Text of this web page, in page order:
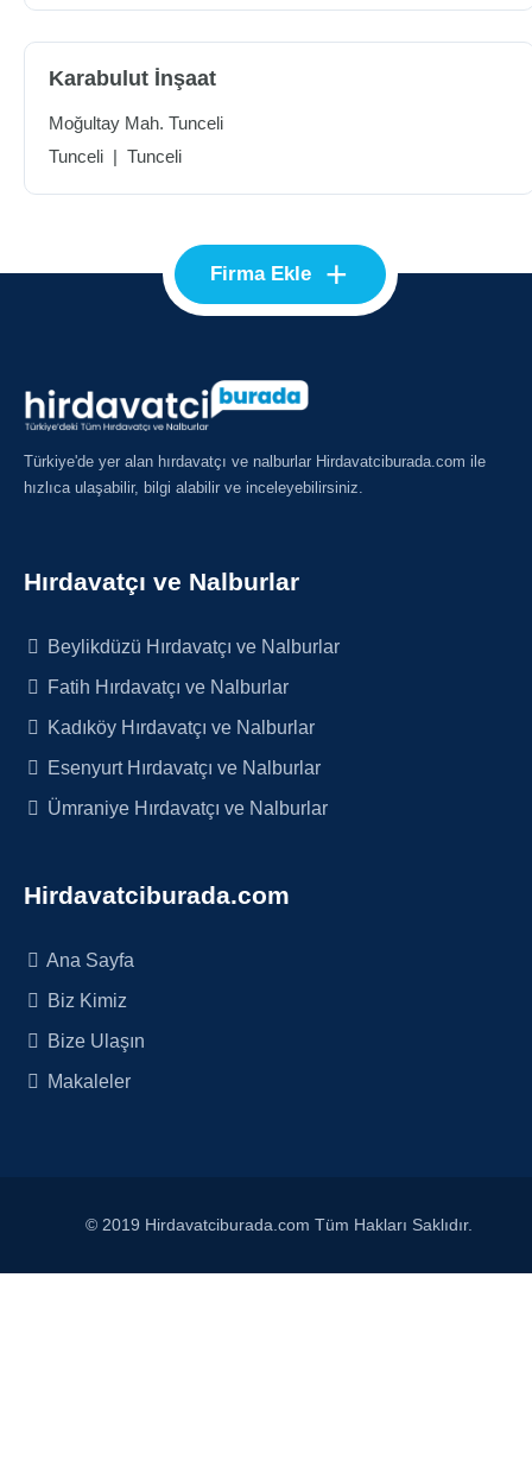
Karabulut İnşaat
Moğultay Mah. Tunceli
Tunceli | Tunceli
Firma Ekle +
Türkiye'de yer alan hırdavatçı ve nalburlar Hirdavatciburada.com ile
hızlıca ulaşabilir, bilgi alabilir ve inceleyebilirsiniz.
Hırdavatçı ve Nalburlar
Beylikdüzü Hırdavatçı ve Nalburlar
Fatih Hırdavatçı ve Nalburlar
Kadıköy Hırdavatçı ve Nalburlar
Esenyurt Hırdavatçı ve Nalburlar
Ümraniye Hırdavatçı ve Nalburlar
Hirdavatciburada.com
Ana Sayfa
Biz Kimiz
Bize Ulaşın
Makaleler
© 2019 Hirdavatciburada.com Tüm Hakları Saklıdır.